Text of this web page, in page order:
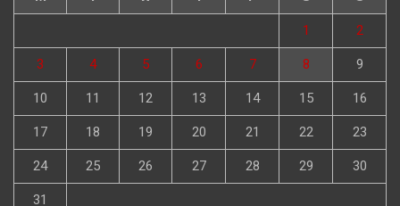
1 2
3 4 5 6 7 8 9
10 11 12 13 14 15 16
17 18 19 20 21 22 23
24 25 26 27 28 29 30
31